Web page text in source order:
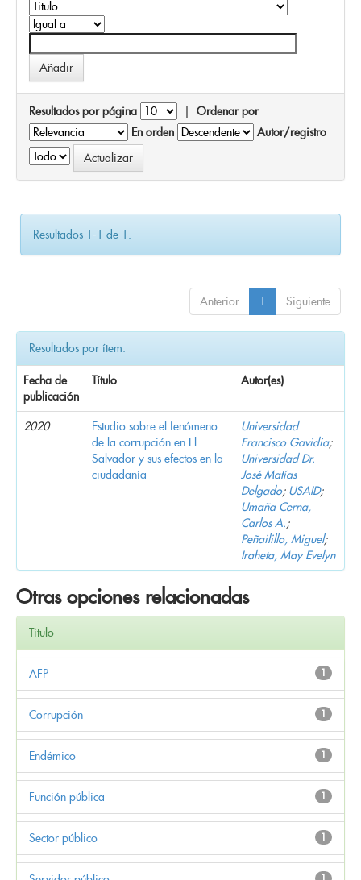
Resultados por página | Ordenar por
En orden
Autor/registro
Resultados 1-1 de 1.
Anterior 1 Siguiente
Resultados por ítem:
Fecha de
publicación
Título Autor(es)
2020
Estudio sobre el fenómeno
de la corrupción en El
Salvador y sus efectos en la
ciudadanía
Universidad
Francisco Gavidia;
Universidad Dr.
José Matías
Delgado; USAID;
Umaña Cerna,
Carlos A.;
Peñailillo, Miguel;
Iraheta, May Evelyn
Otras opciones relacionadas
Título
1
AFP
1
Corrupción
1
Endémico
1
Función pública
1
Sector público